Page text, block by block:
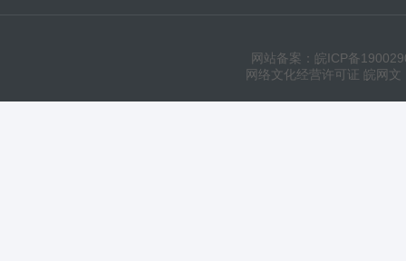
网站备案：皖ICP备
网络文化经营许可证 皖网